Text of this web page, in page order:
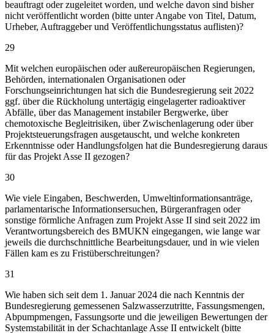
beauftragt oder zugeleitet worden, und welche davon sind bisher
nicht veröffentlicht worden (bitte unter Angabe von Titel, Datum,
Urheber, Auftraggeber und Veröffentlichungsstatus auflisten)?
29
Mit welchen europäischen oder außereuropäischen Regierungen,
Behörden, internationalen Organisationen oder
Forschungseinrichtungen hat sich die Bundesregierung seit 2022
ggf. über die Rückholung untertägig eingelagerter radioaktiver
Abfälle, über das Management instabiler Bergwerke, über
chemotoxische Begleitrisiken, über Zwischenlagerung oder über
Projektsteuerungsfragen ausgetauscht, und welche konkreten
Erkenntnisse oder Handlungsfolgen hat die Bundesregierung daraus
für das Projekt Asse II gezogen?
30
Wie viele Eingaben, Beschwerden, Umweltinformationsanträge,
parlamentarische Informationsersuchen, Bürgeranfragen oder
sonstige förmliche Anfragen zum Projekt Asse II sind seit 2022 im
Verantwortungsbereich des BMUKN eingegangen, wie lange war
jeweils die durchschnittliche Bearbeitungsdauer, und in wie vielen
Fällen kam es zu Fristüberschreitungen?
31
Wie haben sich seit dem 1. Januar 2024 die nach Kenntnis der
Bundesregierung gemessenen Salzwasserzutritte, Fassungsmengen,
Abpumpmengen, Fassungsorte und die jeweiligen Bewertungen der
Systemstabilität in der Schachtanlage Asse II entwickelt (bitte